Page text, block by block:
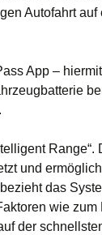
Autofahrt auf
App –
Range“.
und
das
wie zum
der